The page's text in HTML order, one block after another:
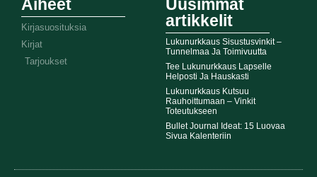
Aiheet
Kirjasuosituksia
Kirjat
Tarjoukset
Uusimmat
artikkelit
Lukunurkkaus Sisustusvinkit –
Tunnelmaa Ja Toimivuutta
Tee Lukunurkkaus Lapselle
Helposti Ja Hauskasti
Lukunurkkaus Kutsuu
Rauhoittumaan – Vinkit
Toteutukseen
Bullet Journal Ideat: 15 Luovaa
Sivua Kalenteriin